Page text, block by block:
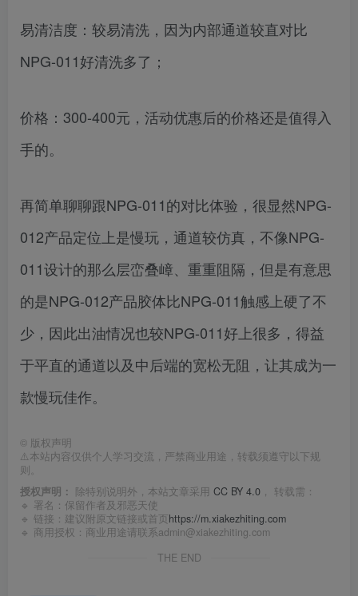
易清洁度：较易清洗，因为内部通道较直对比
NPG-011好清洗多了；
价格：300-400元，活动优惠后的价格还是值得入
手的。
再简单聊聊跟NPG-011的对比体验，很显然NPG-
012产品定位上是慢玩，通道较仿真，不像NPG-
011设计的那么层峦叠嶂、重重阻隔，但是有意思
的是NPG-012产品胶体比NPG-011触感上硬了不
少，因此出油情况也较NPG-011好上很多，得益
于平直的通道以及中后端的宽松无阻，让其成为一
款慢玩佳作。
© 版权声明
⚠️本站内容仅供个人学习交流，严禁商业用途，转载须遵守以下规
则。
授权声明： 除特别说明外，本站文章采用 CC BY 4.0 ， 转载需：
🔹 署名：保留作者及 邪恶天使
🔹 链接：建议附原文链接或首页https://m.xiakezhiting.com
🔹 商用授权：商业用途请联系admin@xiakezhiting.com
THE END